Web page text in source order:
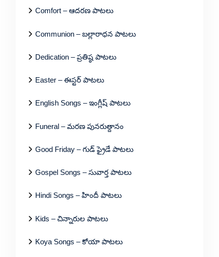
Comfort – ఆదరణ పాటలు
Communion – బల్లారాధన పాటలు
Dedication – ప్రతిష్ఠ పాటలు
Easter – ఈస్టర్ పాటలు
English Songs – ఇంగ్లీష్ పాటలు
Funeral – మరణ పునరుత్దానం
Good Friday – గుడ్ ఫ్రైడే పాటలు
Gospel Songs – సువార్త పాటలు
Hindi Songs – హిందీ పాటలు
Kids – చిన్నారుల పాటలు
Koya Songs – కోయా పాటలు